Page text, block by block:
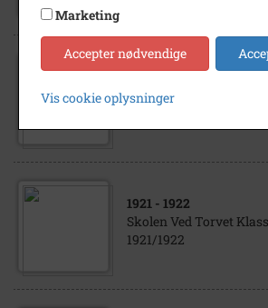
Skolen Ved Torvet
1921 - 1922
Skolen Ved Torvet
1921/1922
Marketing
Accepter nødvendige
Vis cookie oplysninger